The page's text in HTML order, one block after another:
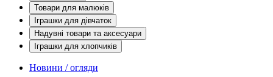
Товари для малюків
Іграшки для дівчаток
Надувні товари та аксесуари
Іграшки для хлопчиків
Новини / огляди